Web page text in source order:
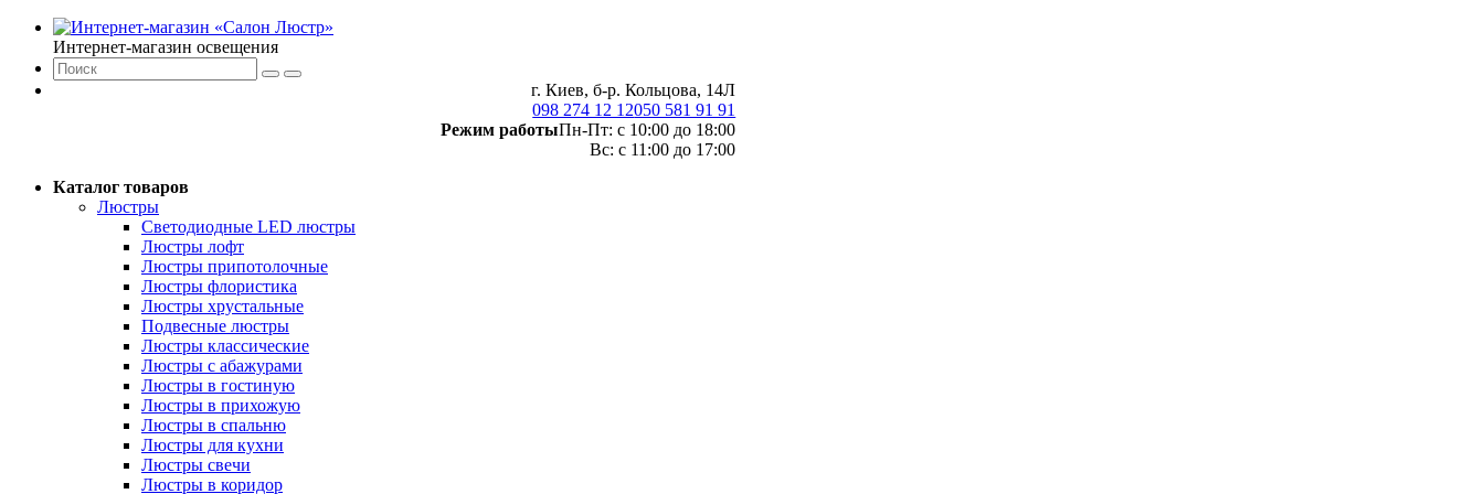
Интернет-магазин освещения
г. Киев, б-р. Кольцова, 14Л
098 274 12 12050 581 91 91
Режим работыПн-Пт: с 10:00 до 18:00
Вс: с 11:00 до 17:00
Каталог товаров
Люстры
Светодиодные LED люстры
Люстры лофт
Люстры припотолочные
Люстры флористика
Люстры хрустальные
Подвесные люстры
Люстры классические
Люстры с абажурами
Люстры в гостиную
Люстры в прихожую
Люстры в спальню
Люстры для кухни
Люстры свечи
Люстры в коридор